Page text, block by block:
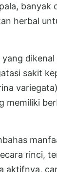
banyak
herbal
dikenal
sakit
memiliki
rinci,
aktifnya,